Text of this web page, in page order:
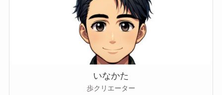
いなかた
歩クリエーター